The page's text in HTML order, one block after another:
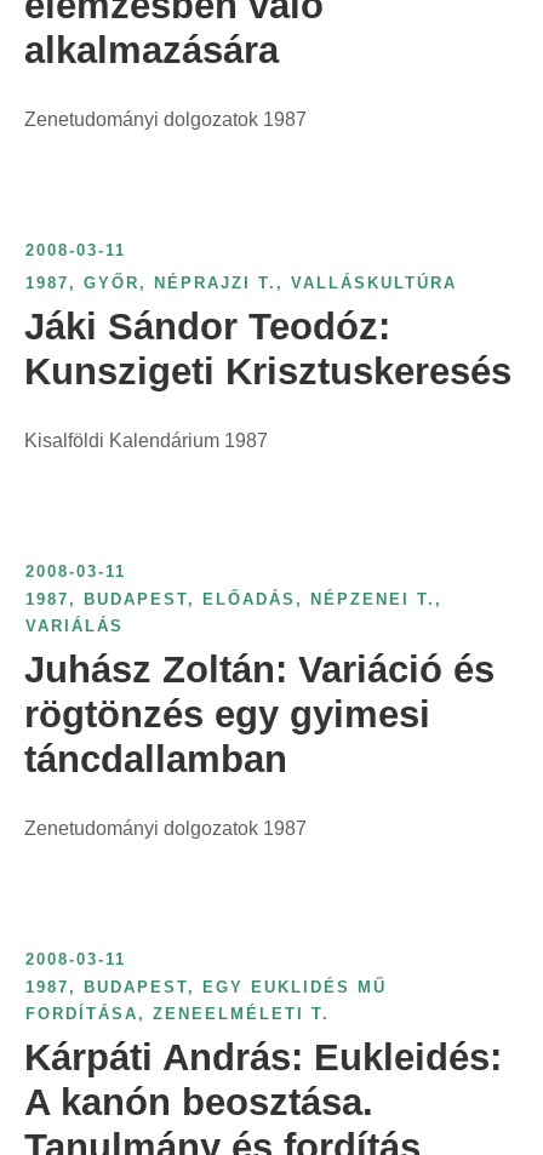
alkalmazására
Zenetudományi dolgozatok 1987
2008-03-11
1987 , GYŐR , NÉPRAJZI T. , VALLÁSKULTÚRA
Jáki Sándor Teodóz:
Kunszigeti Krisztuskeresés
Kisalföldi Kalendárium 1987
2008-03-11
1987 , BUDAPEST, ELŐADÁS , NÉPZENEI T. ,
VARIÁLÁS
Juhász Zoltán: Variáció és
rögtönzés egy gyimesi
táncdallamban
Zenetudományi dolgozatok 1987
2008-03-11
1987 , BUDAPEST, EGY EUKLIDÉS MŰ
FORDÍTÁSA , ZENEELMÉLETI T.
Kárpáti András: Eukleidés:
A kanón beosztása.